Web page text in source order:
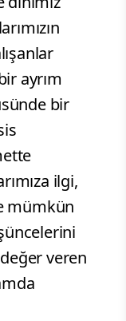
ayrım
bir
ilgi,
mümkün
veren